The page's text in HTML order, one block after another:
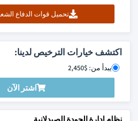
تحميل قوات الدفاع
اكتشف خيارات الترخيص لدينا:
يبدأ من: $2,450
اشتر الآن